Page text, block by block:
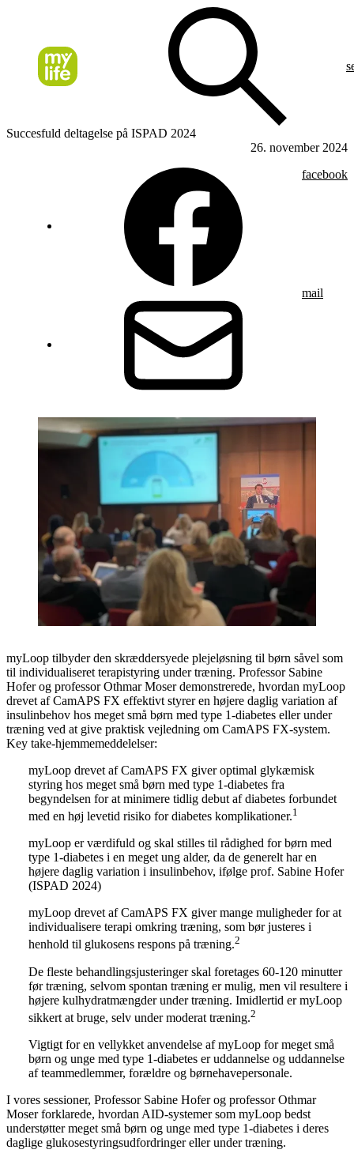
Succesfuld deltagelse på ISPAD 2024
26. november 2024
facebook
mail
myLoop tilbyder den skræddersyede plejeløsning til børn såvel som
til individualiseret terapistyring under træning. Professor Sabine
Hofer og professor Othmar Moser demonstrerede, hvordan myLoop
drevet af CamAPS FX effektivt styrer en højere daglig variation af
insulinbehov hos meget små børn med type 1-diabetes eller under
træning ved at give praktisk vejledning om CamAPS FX-system.
Key take-hjemmemeddelelser:
myLoop drevet af CamAPS FX giver optimal glykæmisk
styring hos meget små børn med type 1-diabetes fra
begyndelsen for at minimere tidlig debut af diabetes forbundet
med en høj levetid risiko for diabetes komplikationer.1
myLoop er værdifuld og skal stilles til rådighed for børn med
type 1-diabetes i en meget ung alder, da de generelt har en
højere daglig variation i insulinbehov, ifølge prof. Sabine Hofer
(ISPAD 2024)
myLoop drevet af CamAPS FX giver mange muligheder for at
individualisere terapi omkring træning, som bør justeres i
henhold til glukosens respons på træning.2
De fleste behandlingsjusteringer skal foretages 60-120 minutter
før træning, selvom spontan træning er mulig, men vil resultere i
højere kulhydratmængder under træning. Imidlertid er myLoop
sikkert at bruge, selv under moderat træning.2
Vigtigt for en vellykket anvendelse af myLoop for meget små
børn og unge med type 1-diabetes er uddannelse og uddannelse
af teammedlemmer, forældre og børnehavepersonale.
I vores sessioner, Professor Sabine Hofer og professor Othmar
Moser forklarede, hvordan AID-systemer som myLoop bedst
understøtter meget små børn og unge med type 1-diabetes i deres
daglige glukosestyringsudfordringer eller under træning.